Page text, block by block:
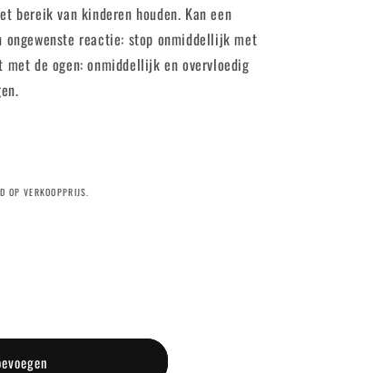
bereik van kinderen houden. Kan een
reactie: stop onmiddellijk met
de ogen: onmiddellijk en overvloedig
OP VERKOOPPRIJS.